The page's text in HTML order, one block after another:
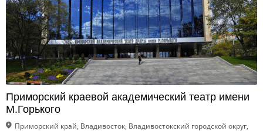
Приморский краевой академический театр имени
М.Горького
Приморский край, Владивосток, Владивостокский городской округ,